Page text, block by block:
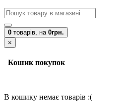
0 товарів, на 0грн.
×
Кошик покупок
В кошику немає товарів :(